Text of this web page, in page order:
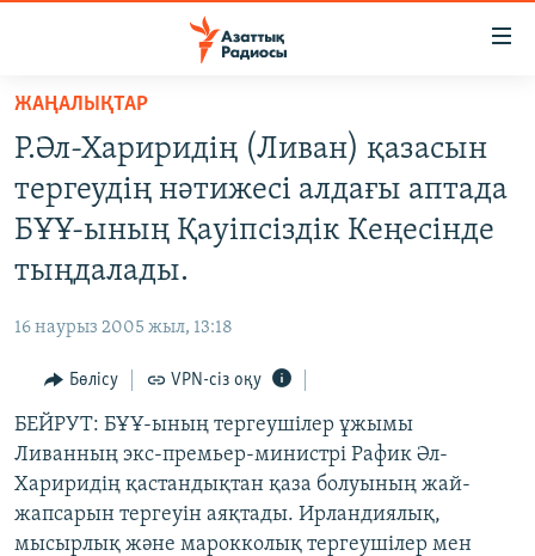
Skip
main
content
Skip
to
main
Skip
Search
AZATTYQTV
ӘЛЕУМЕТ
ӘЛЕМ
АРНАЙЫ ЖОБАЛАР
Русский
ЖАҢАЛЫҚТАР
Р.Әл-Хариридің (Ливан) қазасын
тергеудің нәтижесі алдағы аптада
БҰҰ-ының Қауіпсіздік Кеңесінде
тыңдалады.
16 наурыз 2005 жыл, 13:18
Бөлісу VPN-сіз оқу
БЕЙРУТ: БҰҰ-ының тергеушілер ұжымы
Ливанның экс-премьер-министрі Рафик Әл-
Хариридің қастандықтан қаза болуының жай-
жапсарын тергеуін аяқтады. Ирландиялық,
мысырлық және марокколық тергеушілер мен